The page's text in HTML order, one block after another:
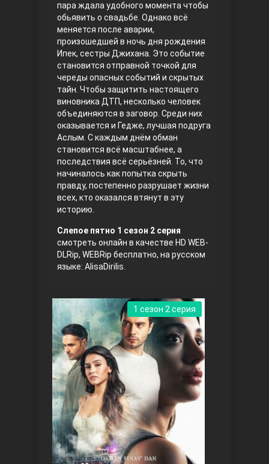
Любовь напрокат
Воскресший Эртугрул
Три сестры
пара ждала удобного момента чтобы
обьявить о свадьбе. Однако всё
меняется после аварии,
произошедшей в ночь дня рождения
Ипек, сестры Джихана. Это событие
становится отправной точкой для
череды опасных событий и скрытых
тайн. Чтобы защитить настоящего
виновника ДТП, несколько человек
объединяются в заговор. Среди них
оказывается и Гедже, лучшая подруга
Аслым. С каждым днём обман
становится всё масштабнее, а
последствия всё серьёзней. То, что
начиналось как попытка скрыть
правду, постепенно разрушает жизни
всех, кто оказался втянут в эту
историю.
Слепое пятно 1 сезон 2 серия
смотреть онлайн в качестве HD WEB-
DLRip, WEBRip бесплатно, на русском
языке: AlisaDirilis.
1 сезон 2 серия